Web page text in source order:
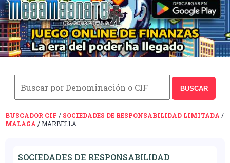
BUSCAR
BUSCADOR CIF / SOCIEDADES DE RESPONSABILIDAD LIMITADA /
MALAGA / MARBELLA
SOCIEDADES DE RESPONSABILIDAD